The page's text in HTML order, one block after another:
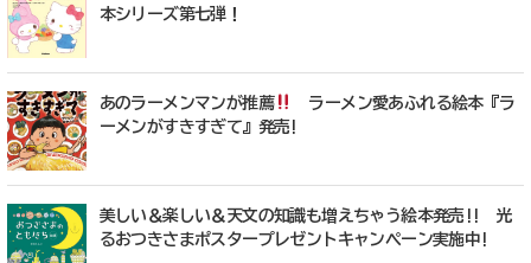
本シリーズ第七弾！
あのラーメンマンが推薦
ラーメン愛あふれる絵本『ラ
ーメンがすきすぎて』発売!
美しい＆楽しい＆天文の知識も増えちゃう絵本発売!! 光
るおつきさまポスタープレゼントキャンペーン実施中!